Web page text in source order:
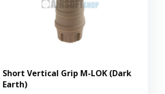
Short Vertical Grip M-LOK (Dark
Earth)